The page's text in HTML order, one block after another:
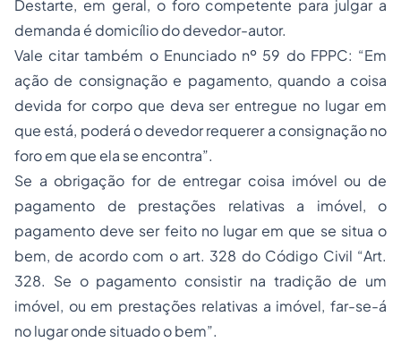
Destarte, em geral, o foro competente para julgar a
demanda é domicílio do devedor-autor.
Vale citar também o Enunciado nº 59 do FPPC: “Em
ação de consignação e pagamento, quando a coisa
devida for corpo que deva ser entregue no lugar em
que está, poderá o devedor requerer a consignação no
foro em que ela se encontra”.
Se a obrigação for de entregar coisa imóvel ou de
pagamento de prestações relativas a imóvel, o
pagamento deve ser feito no lugar em que se situa o
bem, de acordo com o art. 328 do Código Civil “Art.
328. Se o pagamento consistir na tradição de um
imóvel, ou em prestações relativas a imóvel, far-se-á
no lugar onde situado o bem”.